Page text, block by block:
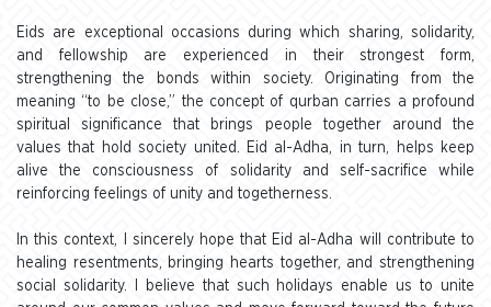
Eids are exceptional occasions during which sharing, solidarity,
and fellowship are experienced in their strongest form,
strengthening the bonds within society. Originating from the
meaning “to be close,” the concept of qurban carries a profound
spiritual significance that brings people together around the
values that hold society united. Eid al-Adha, in turn, helps keep
alive the consciousness of solidarity and self-sacrifice while
reinforcing feelings of unity and togetherness.
In this context, I sincerely hope that Eid al-Adha will contribute to
healing resentments, bringing hearts together, and strengthening
social solidarity. I believe that such holidays enable us to unite